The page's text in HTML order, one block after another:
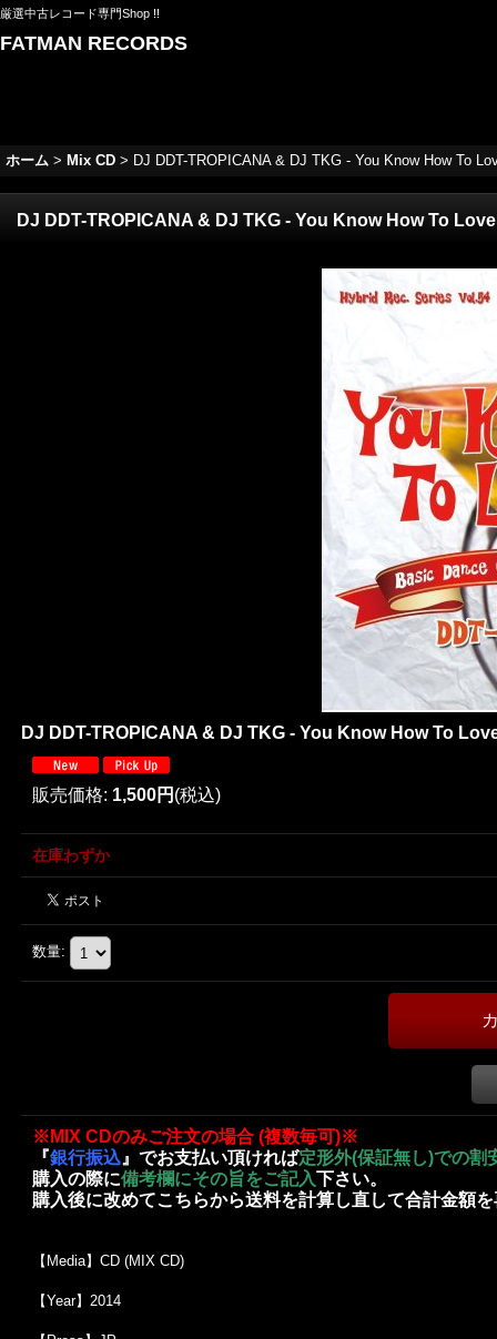
厳選中古レコード専門Shop !!
FATMAN RECORDS
ホーム > Mix CD > DJ DDT-TROPICANA & DJ TKG - You Know How To
DJ DDT-TROPICANA & DJ TKG - You Know How To
DJ DDT-TROPICANA & DJ TKG - You Know How To
販売価格: 1,500円 (税込)
在庫わずか
数量:
※MIX CDのみご注文の場合 (複数毎可)※
『銀行振込 』でお支払い頂ければ定形外(保証無し)での割
購入の際に備考欄にその旨をご記入下さい。
購入後に改めてこちらから送料を計算し直して合計金額
【Media】CD (MIX CD)
【Year】2014